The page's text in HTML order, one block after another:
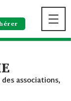
des associations,